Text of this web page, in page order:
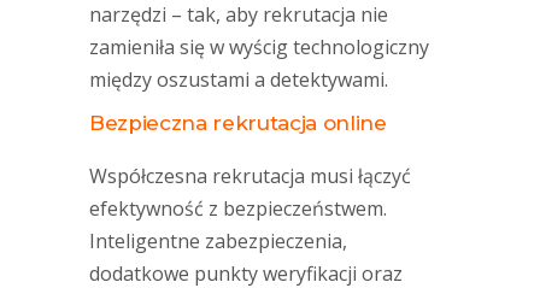
narzędzi – tak, aby rekrutacja nie
zamieniła się w wyścig technologiczny
między oszustami a detektywami.
Bezpieczna rekrutacja online
Współczesna rekrutacja musi łączyć
efektywność z bezpieczeństwem.
Inteligentne zabezpieczenia,
dodatkowe punkty weryfikacji oraz